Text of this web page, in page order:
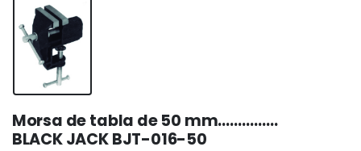
Morsa de tabla de 50 mm……………
BLACK JACK BJT-016-50